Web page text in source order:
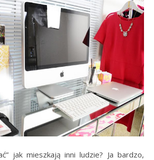
jak mieszkają inni ludzie? Ja bardzo,